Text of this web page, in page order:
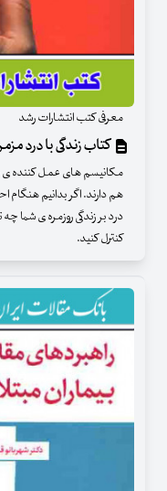
معرفی کتب انتشارات رشد
کتاب زندگی با درد
مکانیسم های عمل کننده ی
هم دارند. اگر بدانیم
درد بر زندگی روزمره ی شما چه
کنترل کنید.